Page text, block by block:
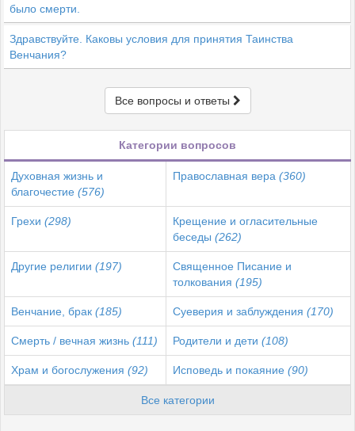
было смерти.
Здравствуйте. Каковы условия для принятия Таинства
Венчания?
Все вопросы и ответы
Категории вопросов
Духовная жизнь и
благочестие (576)
Православная вера (360)
Грехи (298)
Крещение и огласительные
беседы (262)
Другие религии (197)
Священное Писание и
толкования (195)
Венчание, брак (185) Суеверия и заблуждения (170)
Смерть / вечная жизнь (111) Родители и дети (108)
Храм и богослужения (92) Исповедь и покаяние (90)
Все категории